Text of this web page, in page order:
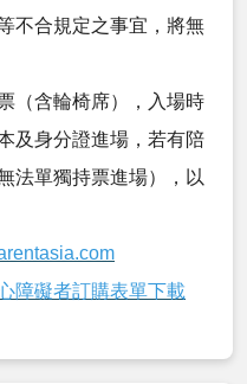
不合規定之事宜，將無
（含輪椅席），入場時
及身分證進場，若有陪
法單獨持票進場），以
障礙者訂購表單下載